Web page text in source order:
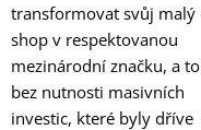
transformovat svůj malý
shop v respektovanou
mezinárodní značku, a
bez nutnosti masivních
investic, které byly dříve